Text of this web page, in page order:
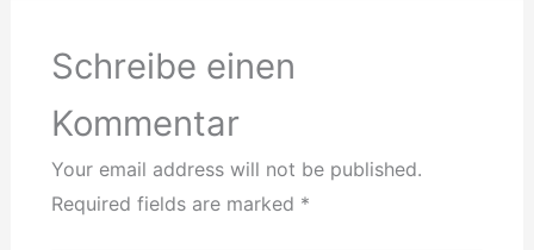
Schreibe einen
Kommentar
Your email address will not be published.
Required fields are marked *